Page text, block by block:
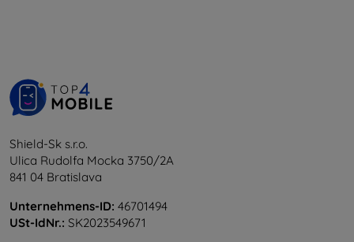
Shield-Sk s.r.o.
Ulica Rudolfa Mocka 3750/2A
841 04 Bratislava
Unternehmens-ID: 46701494
USt-IdNr.: SK2023549671